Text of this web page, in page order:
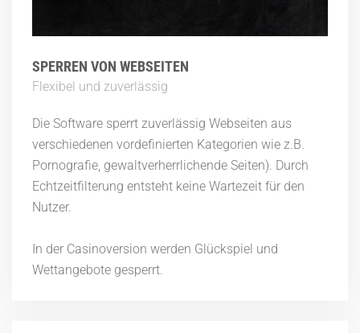
SPERREN VON WEBSEITEN
Flexibel und zuverlässig
Die Software sperrt zuverlässig Webseiten aus
verschiedenen vordefinierten Kategorien wie z.B.
Pornografie, gewaltverherrlichende Seiten). Durch
Echtzeitfilterung entsteht keine Wartezeit für den
Nutzer.
In der Casinoversion werden Glückspiel und
Wettangebote gesperrt.